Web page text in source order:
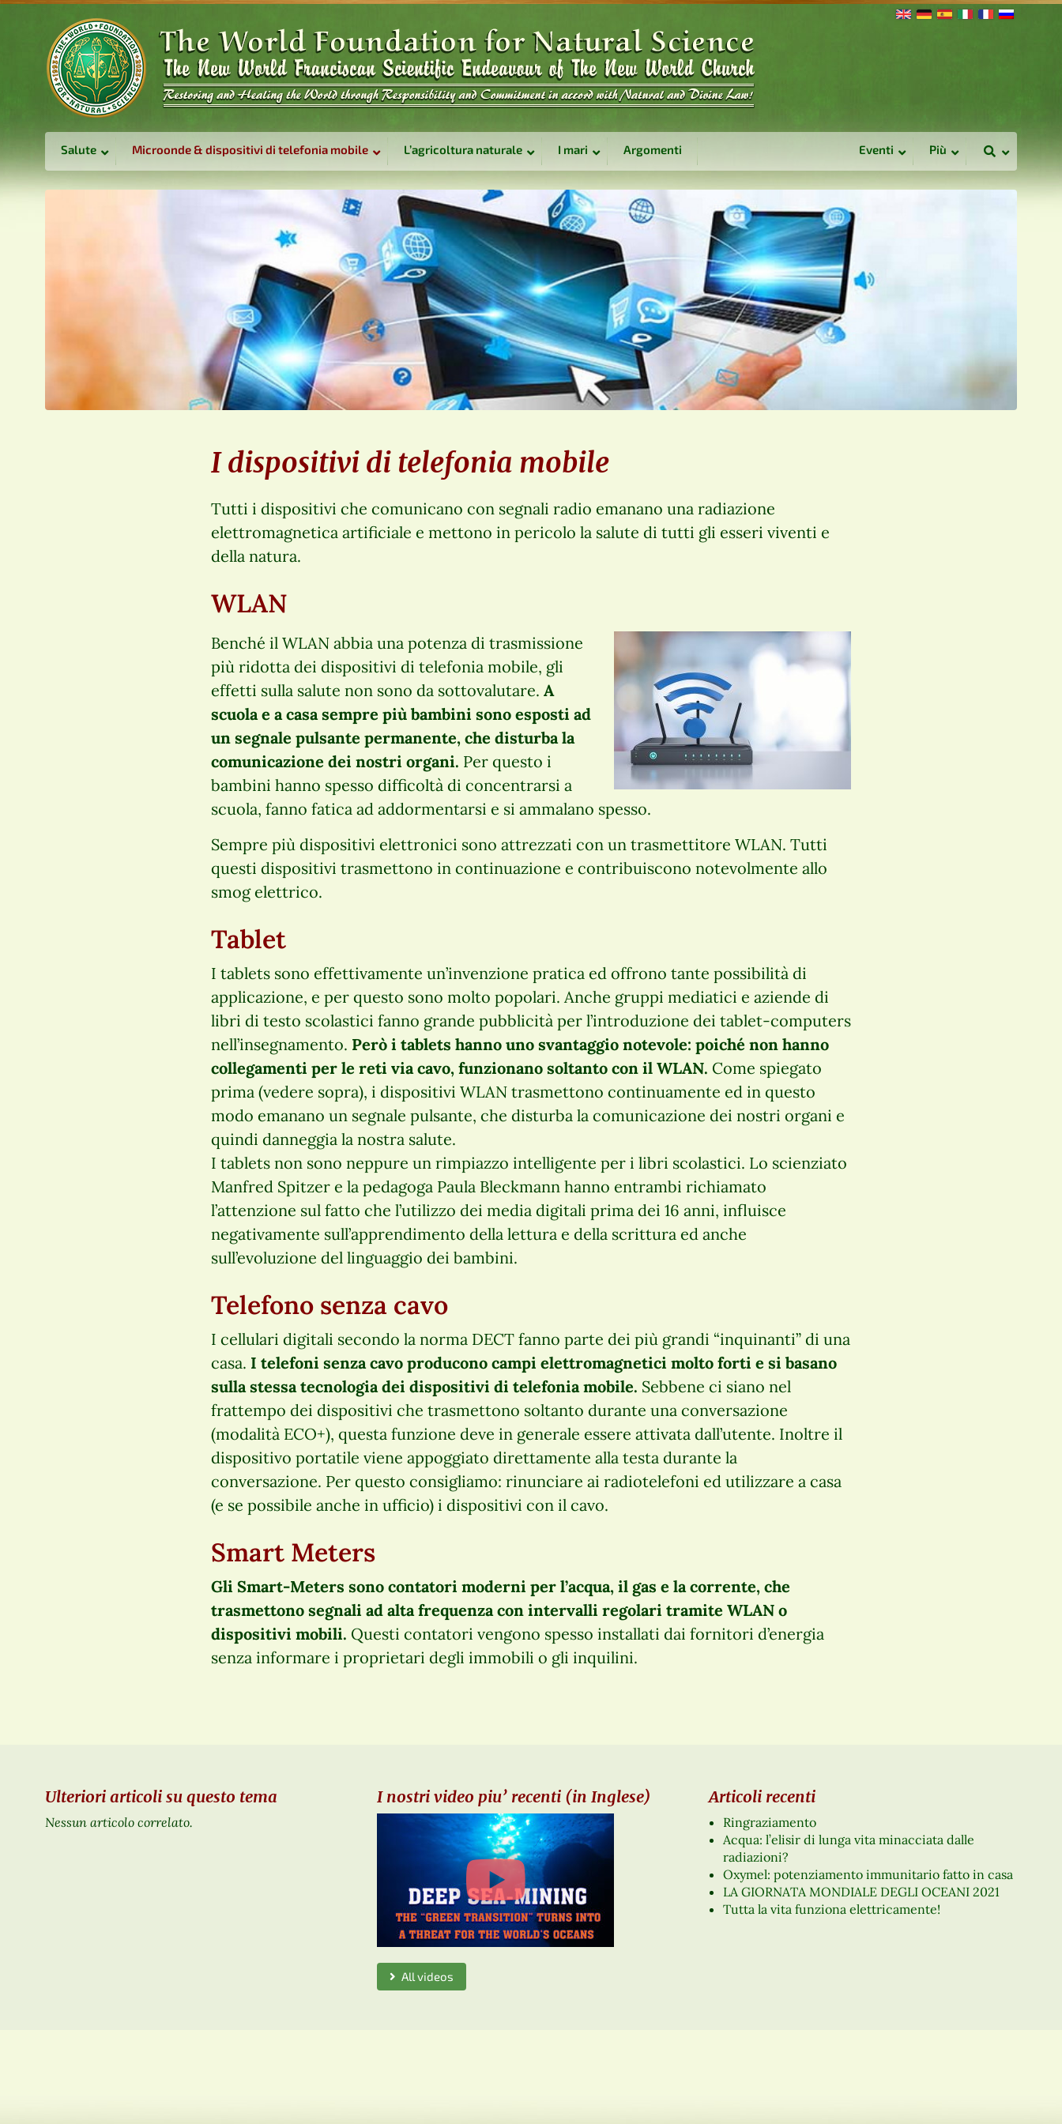
Salute Microonde & dispositivi di telefonia mobile L’agricoltura naturale I mari Argomenti Eventi Più
I dispositivi di telefonia mobile
Tutti i dispositivi che comunicano con segnali radio emanano una radiazione
elettromagnetica artificiale e mettono in pericolo la salute di tutti gli esseri viventi e
della natura.
WLAN
Benché il WLAN abbia una potenza di trasmissione
più ridotta dei dispositivi di telefonia mobile, gli
effetti sulla salute non sono da sottovalutare. A
scuola e a casa sempre più bambini sono esposti ad
un segnale pulsante permanente, che disturba la
comunicazione dei nostri organi. Per questo i
bambini hanno spesso difficoltà di concentrarsi a
scuola, fanno fatica ad addormentarsi e si ammalano spesso.
Sempre più dispositivi elettronici sono attrezzati con un trasmettitore WLAN. Tutti
questi dispositivi trasmettono in continuazione e contribuiscono notevolmente allo
smog elettrico.
Tablet
I tablets sono effettivamente un’invenzione pratica ed offrono tante possibilità di
applicazione, e per questo sono molto popolari. Anche gruppi mediatici e aziende di
libri di testo scolastici fanno grande pubblicità per l’introduzione dei tablet-computers
nell’insegnamento. Però i tablets hanno uno svantaggio notevole: poiché non hanno
collegamenti per le reti via cavo, funzionano soltanto con il WLAN. Come spiegato
prima (vedere sopra), i dispositivi WLAN trasmettono continuamente ed in questo
modo emanano un segnale pulsante, che disturba la comunicazione dei nostri organi e
quindi danneggia la nostra salute.
I tablets non sono neppure un rimpiazzo intelligente per i libri scolastici. Lo scienziato
Manfred Spitzer e la pedagoga Paula Bleckmann hanno entrambi richiamato
l’attenzione sul fatto che l’utilizzo dei media digitali prima dei 16 anni, influisce
negativamente sull’apprendimento della lettura e della scrittura ed anche
sull’evoluzione del linguaggio dei bambini.
Telefono senza cavo
I cellulari digitali secondo la norma DECT fanno parte dei più grandi “inquinanti” di una
casa. I telefoni senza cavo producono campi elettromagnetici molto forti e si basano
sulla stessa tecnologia dei dispositivi di telefonia mobile. Sebbene ci siano nel
frattempo dei dispositivi che trasmettono soltanto durante una conversazione
(modalità ECO+), questa funzione deve in generale essere attivata dall’utente. Inoltre il
dispositivo portatile viene appoggiato direttamente alla testa durante la
conversazione. Per questo consigliamo: rinunciare ai radiotelefoni ed utilizzare a casa
(e se possibile anche in ufficio) i dispositivi con il cavo.
Smart Meters
Gli Smart-Meters sono contatori moderni per l’acqua, il gas e la corrente, che
trasmettono segnali ad alta frequenza con intervalli regolari tramite WLAN o
dispositivi mobili. Questi contatori vengono spesso installati dai fornitori d’energia
senza informare i proprietari degli immobili o gli inquilini.
Ulteriori articoli su questo tema
Nessun articolo correlato.
I nostri video piu’ recenti (in Inglese)
All videos
Articoli recenti
Ringraziamento
Acqua: l’elisir di lunga vita minacciata dalle
radiazioni?
Oxymel: potenziamento immunitario fatto in casa
LA GIORNATA MONDIALE DEGLI OCEANI 2021
Tutta la vita funziona elettricamente!